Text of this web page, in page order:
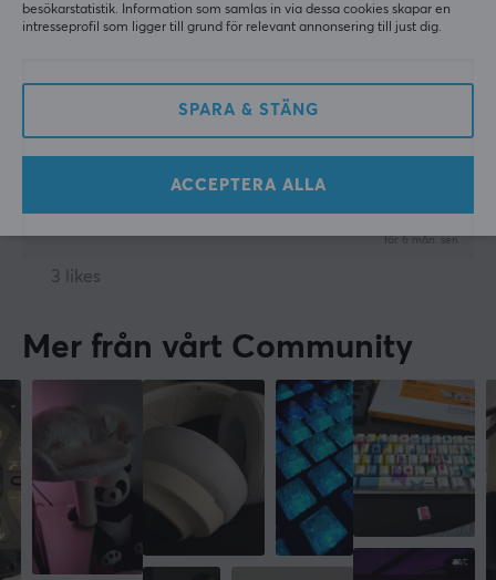
PC
För någon som älskar CS är denna helt underbar
och öppnar ölflaskor med stil😁
Lätt att använda, öppna öl med stil 😁
Ingen.
X-Gamer X-Zero Karambit Bottle Opener - Night
för 6 mån. sen
3 likes
Mer från vårt Community
besökarstatistik. Information som samlas in via dessa cookies skapar en
intresseprofil som ligger till grund för relevant annonsering till just dig.
SPARA & STÄNG
ACCEPTERA ALLA